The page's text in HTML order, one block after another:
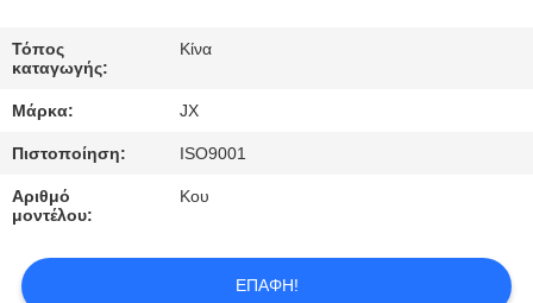
ΕΛΆΤΕ
ΣΕ
ΕΠΑΦΉ
ΜΕ
Τόπος
καταγωγής:
Κίνα
Μάρκα: JX
Πιστοποίηση: ISO9001
Αριθμό
μοντέλου:
Κου
ΕΠΑΦΉ!